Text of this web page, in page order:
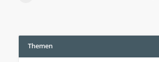
Themen